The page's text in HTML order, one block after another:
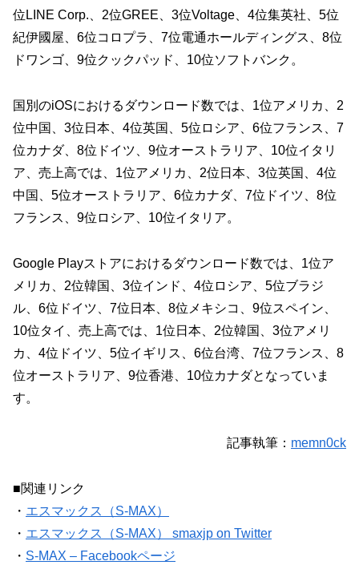
位LINE Corp.、2位GREE、3位Voltage、4位集英社、5位
紀伊國屋、6位コロプラ、7位電通ホールディングス、8位
ドワンゴ、9位クックパッド、10位ソフトバンク。
国別のiOSにおけるダウンロード数では、1位アメリカ、2
位中国、3位日本、4位英国、5位ロシア、6位フランス、7
位カナダ、8位ドイツ、9位オーストラリア、10位イタリ
ア、売上高では、1位アメリカ、2位日本、3位英国、4位
中国、5位オーストラリア、6位カナダ、7位ドイツ、8位
フランス、9位ロシア、10位イタリア。
Google Playストアにおけるダウンロード数では、1位ア
メリカ、2位韓国、3位インド、4位ロシア、5位ブラジ
ル、6位ドイツ、7位日本、8位メキシコ、9位スペイン、
10位タイ、売上高では、1位日本、2位韓国、3位アメリ
カ、4位ドイツ、5位イギリス、6位台湾、7位フランス、8
位オーストラリア、9位香港、10位カナダとなっていま
す。
記事執筆： memn0ck
■関連リンク
・ エスマックス（S-MAX）
・ エスマックス（S-MAX） smaxjp on Twitter
・ S-MAX – Facebookページ